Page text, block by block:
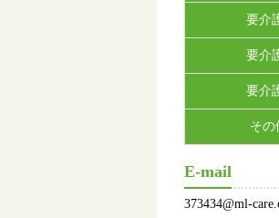
要介
要介
要介
その
E-mail
373434@ml-